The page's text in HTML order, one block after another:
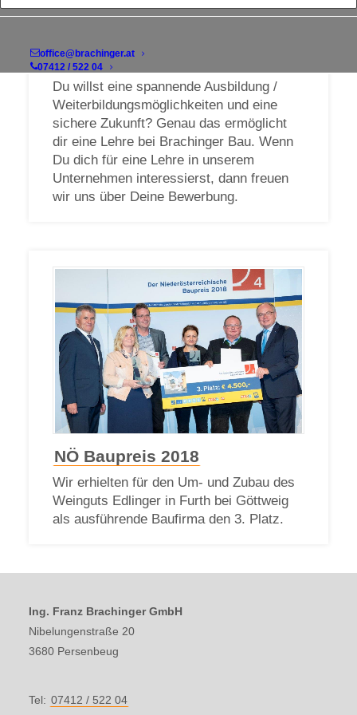
office@brachinger.at
07412 / 522 04
Maurerlehrling
Du willst eine spannende Ausbildung /
Weiterbildungsmöglichkeiten und eine
sichere Zukunft? Genau das ermöglicht
dir eine Lehre bei Brachinger Bau. Wenn
Du dich für eine Lehre in unserem
Unternehmen interessierst, dann freuen
wir uns über Deine Bewerbung.
NÖ Baupreis 2018
Wir erhielten für den Um- und Zubau des
Weinguts Edlinger in Furth bei Göttweig
als ausführende Baufirma den 3. Platz.
Ing. Franz Brachinger GmbH
Nibelungenstraße 20
3680 Persenbeug
Tel: 07412 / 522 04